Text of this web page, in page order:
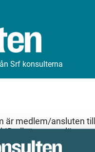
Srf konsulterna
är medlem/ansluten
eller samma